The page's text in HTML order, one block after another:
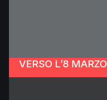
VERSO L’8 MARZO